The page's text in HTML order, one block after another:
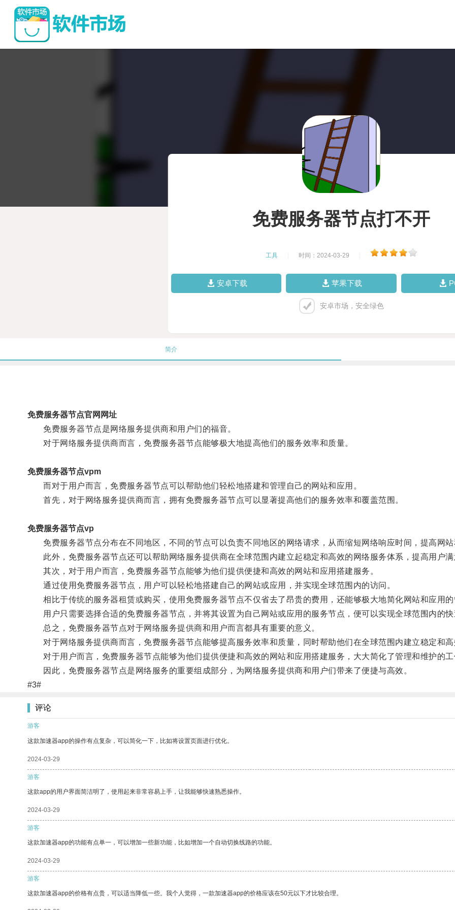
免费服务器节点打不开
工具 时间：2024-03-29
安卓下载 苹果下载
安卓市场，安全绿色
简介
免费服务器节点官网网址
免费服务器节点是网络服务提供商和用户们的福音。
对于网络服务提供商而言，免费服务器节点能够极大地提高他们的服务效率和质量。
免费服务器节点vpm
而对于用户而言，免费服务器节点可以帮助他们轻松地搭建和管理自己的网站和应用。
首先，对于网络服务提供商而言，拥有免费服务器节点可以显著提高他们的服务效率和覆盖范围。
免费服务器节点vp
免费服务器节点分布在不同地区，不同的节点可以负责不同地区的网络请求，从而缩短网络响应时间，提高网站
此外，免费服务器节点还可以帮助网络服务提供商在全球范围内建立起稳定和高效的网络服务体系，提高用户满
其次，对于用户而言，免费服务器节点能够为他们提供便捷和高效的网站和应用搭建服务。
通过使用免费服务器节点，用户可以轻松地搭建自己的网站或应用，并实现全球范围内的访问。
相比于传统的服务器租赁或购买，使用免费服务器节点不仅省去了昂贵的费用，还能够极大地简化网站和应用的
用户只需要选择合适的免费服务器节点，并将其设置为自己网站或应用的服务节点，便可以实现全球范围内的快
总之，免费服务器节点对于网络服务提供商和用户而言都具有重要的意义。
对于网络服务提供商而言，免费服务器节点能够提高服务效率和质量，同时帮助他们在全球范围内建立稳定和高
对于用户而言，免费服务器节点能够为他们提供便捷和高效的网站和应用搭建服务，大大简化了管理和维护的工
因此，免费服务器节点是网络服务的重要组成部分，为网络服务提供商和用户们带来了便捷与高效。
#3#
评论
游客
这款加速器app的操作有点复杂，可以简化一下，比如将设置页面进行优化。
2024-03-29
游客
这款app的用户界面简洁明了，使用起来非常容易上手，让我能够快速熟悉操作。
2024-03-29
游客
这款加速器app的功能有点单一，可以增加一些新功能，比如增加一个自动切换线路的功能。
2024-03-29
游客
这款加速器app的价格有点贵，可以适当降低一些。我个人觉得，一款加速器app的价格应该在50元以下才比较合理。